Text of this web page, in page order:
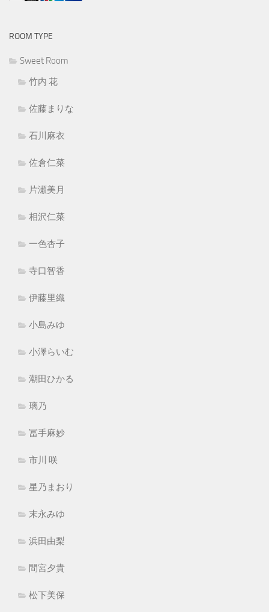
ROOM TYPE
Sweet Room
竹内 花
佐藤まりな
石川麻衣
佐倉仁菜
片瀬美月
相沢仁菜
一色杏子
寺口智香
伊藤里織
小島みゆ
小澤らいむ
潮田ひかる
璃乃
冨手麻妙
市川 咲
星乃まおり
末永みゆ
浜田由梨
間宮夕貴
松下美保